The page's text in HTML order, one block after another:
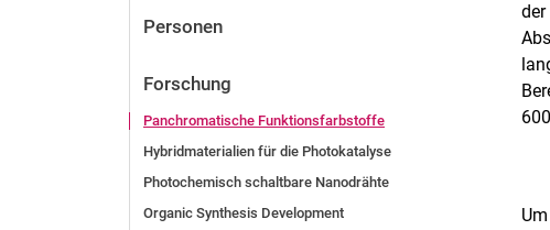
Personen
Forschung
Panchromatische Funktionsfarbstoffe
Hybridmaterialien für die Photokatalyse
Photochemisch schaltbare Nanodrähte
Organic Synthesis Development